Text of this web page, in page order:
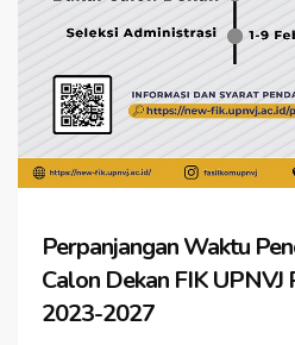
Perpanjangan Waktu
Calon Dekan FIK UPNVJ
2023-2027